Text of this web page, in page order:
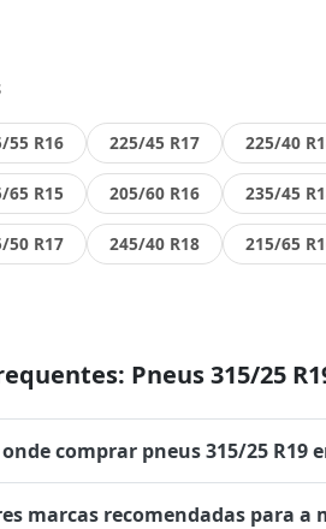
55 R16 225/45 R17 225/40
65 R15 205/60 R16 235/45
50 R17 245/40 R18 215/65
Pneus 315/25
comprar pneus 315/25 R19
marcas recomendadas para a